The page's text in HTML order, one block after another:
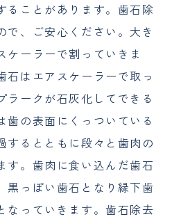
ることがあります。歯石除
で、ご安心ください。大き
ケーラーで割っていきま
石はエアスケーラーで取っ
ラークが石灰化してできる
歯の表面にくっついている
するとともに段々と歯肉の
す。歯肉に食い込んだ歯石
黒っぽい歯石となり縁下歯
なっていきます。歯石除去